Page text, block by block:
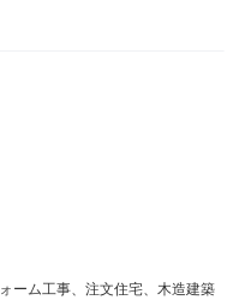
ーム工事、注文住宅、木造建築